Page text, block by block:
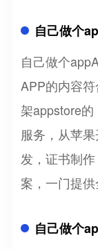
自己做个
自己做个
APP的内容
架appstore
服务，从苹
发，证书制
案，一门提
自己做个